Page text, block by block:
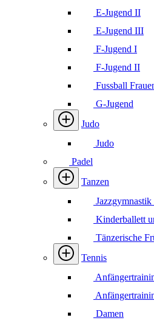
E-Jugend II
E-Jugend III
F-Jugend I
F-Jugend II
Fussball
G-Jugend
Judo
Judo
Padel
Tanzen
Kinderballett
Tänzerische
Tennis
Damen